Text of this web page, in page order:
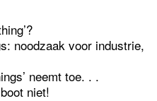
noodzaak voor industrie,
neemt toe. . .
niet!